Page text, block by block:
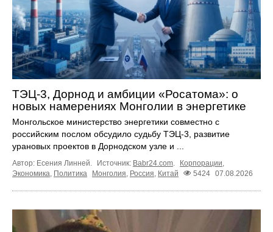
ТЭЦ-3, Дорнод и амбиции «Росатома»: о
новых намерениях Монголии в энергетике
Монгольское министерство энергетики совместно с
российским послом обсудило судьбу ТЭЦ‑3, развитие
урановых проектов в Дорнодском узле и ...
Автор: Есения Линней. Источник: Babr24.com. Корпорации,
Экономика, Политика Монголия, Россия, Китай 5424 07.08.2026